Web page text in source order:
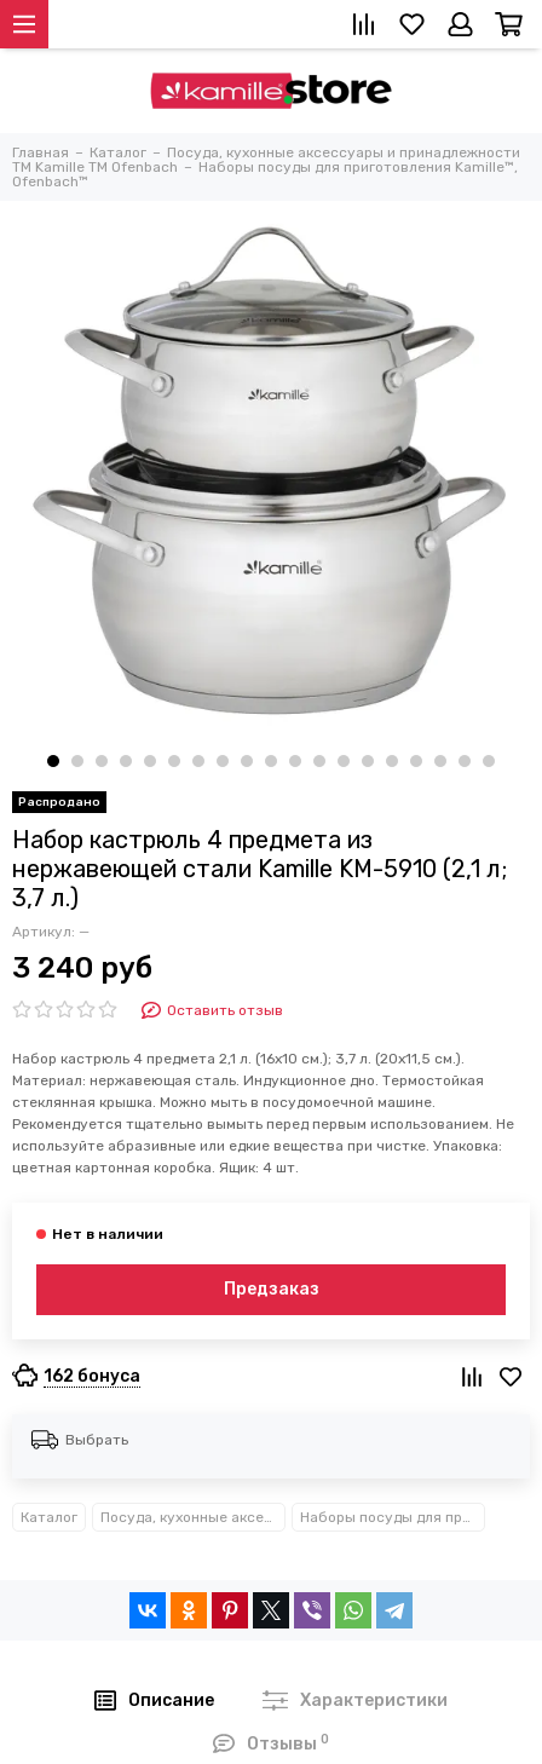
Главная Каталог
Посуда, кухонные аксессуары и принадлежности
TM Kamille TM Ofenbach
Наборы посуды для приготовления Kamille™,
Ofenbach™
Набор кастрюль 4 предмета из
нержавеющей стали Kamille KM-5910 (2,1 л;
3,7 л.)
Артикул: —
3 240 руб
Оставить отзыв
Набор кастрюль 4 предмета 2,1 л. (16х10 см.); 3,7 л. (20х11,5 см.).
Материал: нержавеющая сталь. Индукционное дно. Термостойкая
стеклянная крышка. Можно мыть в посудомоечной машине.
Рекомендуется тщательно вымыть перед первым использованием. Не
используйте абразивные или едкие вещества при чистке. Упаковка:
цветная картонная коробка. Ящик: 4 шт.
Предзаказ
162 бонуса
Выбрать
Каталог Посуда, кухонные аксессуары и принадлежности TM Kamille TM Ofenbach Наборы посуды для приготовления Kamille™, Ofenbach™
Описание Характеристики
Отзывы0